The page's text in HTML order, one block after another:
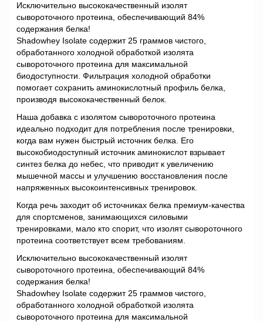
Исключительно высококачественный изолят
сывороточного протеина, обеспечивающий 84%
содержания белка!
Shadowhey Isolate содержит 25 граммов чистого,
обработанного холодной обработкой изолята
сывороточного протеина для максимальной
биодоступности. Фильтрация холодной обработки
помогает сохранить аминокислотный профиль белка,
производя высококачественный белок.
Наша добавка с изолятом сывороточного протеина
идеально подходит для потребления после тренировки,
когда вам нужен быстрый источник белка. Его
высокобиодоступный источник аминокислот взрывает
синтез белка до небес, что приводит к увеличению
мышечной массы и улучшению восстановления после
напряженных высокоинтенсивных тренировок.
Когда речь заходит об источниках белка премиум-качества
для спортсменов, занимающихся силовыми
тренировками, мало кто спорит, что изолят сывороточного
протеина соответствует всем требованиям.
Исключительно высококачественный изолят
сывороточного протеина, обеспечивающий 84%
содержания белка!
Shadowhey Isolate содержит 25 граммов чистого,
обработанного холодной обработкой изолята
сывороточного протеина для максимальной